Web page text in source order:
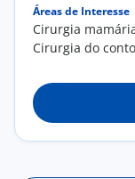
Áreas de Interesse
Cirurgia
Cirurgia do
estética;
pele